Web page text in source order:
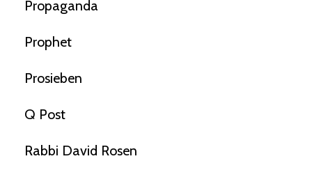
Propaganda
Prophet
Prosieben
Q Post
Rabbi David Rosen